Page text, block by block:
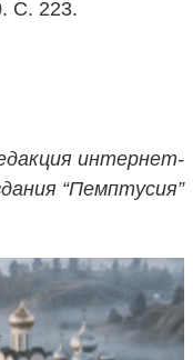
С. 223.
интернет-
“Пемптусия”